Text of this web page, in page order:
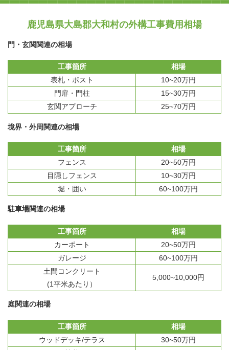
鹿児島県大島郡大和村の外構工事費用相場
門・玄関関連の相場
工事箇所
相場
表札・ポスト
10~20万円
門扉・門柱
15~30万円
玄関アプローチ
25~70万円
境界・外周関連の相場
工事箇所
相場
フェンス
20~50万円
目隠しフェンス
10~30万円
堀・囲い
60~100万円
駐車場関連の相場
工事箇所
相場
カーポート
20~50万円
ガレージ
60~100万円
土間コンクリート
(1平米あたり）
5,000~10,000円
庭関連の相場
工事箇所
相場
ウッドデッキ/テラス
30~50万円